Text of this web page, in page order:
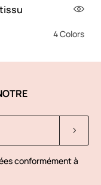
4 Colors
conformément à